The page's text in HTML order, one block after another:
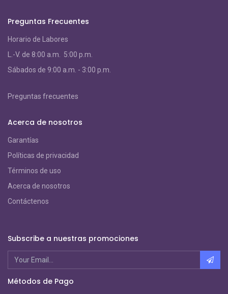
Preguntas Frecuentes
Horario de Labores
L.-V. de 8:00 a.m. 5:00 p.m.
Sábados de 9:00 a.m. - 3:00 p.m.
Preguntas frecuentes
Acerca de nosotros
Garantías
Políticas de privacidad
Términos de uso
Acerca de nosotros
Contáctenos
Subscribe a nuestras promociones
Métodos de Pago